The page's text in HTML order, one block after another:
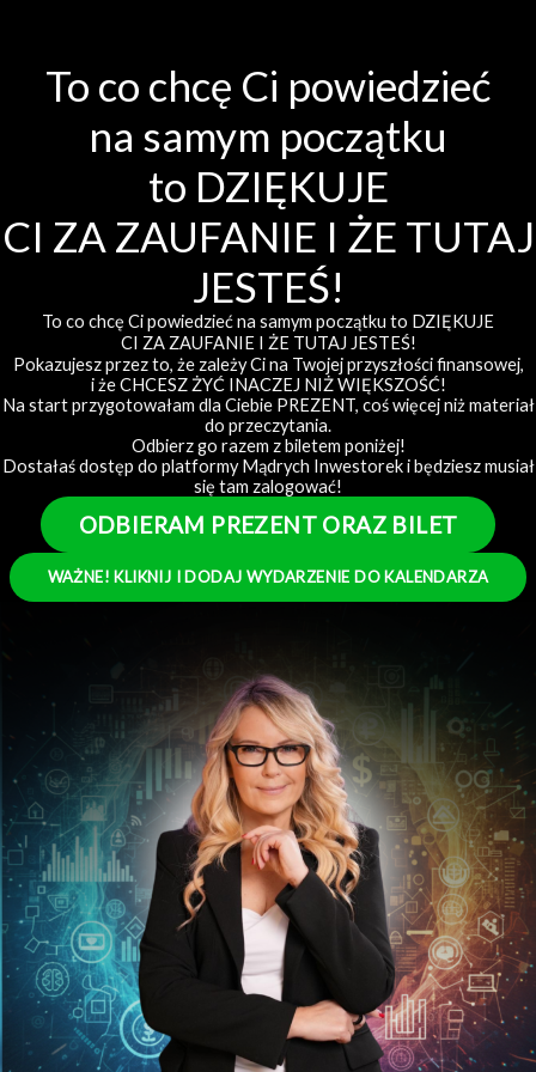
To co chcę Ci powiedzieć
na samym początku
to DZIĘKUJE
CI ZA ZAUFANIE I ŻE TUTAJ
JESTEŚ!
To co chcę Ci powiedzieć na samym początku to DZIĘKUJE
CI ZA ZAUFANIE I ŻE TUTAJ JESTEŚ!
Pokazujesz przez to, że zależy Ci na Twojej przyszłości finansowej,
i że CHCESZ ŻYĆ INACZEJ NIŻ WIĘKSZOŚĆ!
Na start przygotowałam dla Ciebie PREZENT, coś więcej niż materiał
do przeczytania.
Odbierz go razem z biletem poniżej!
Dostałaś dostęp do platformy Mądrych Inwestorek i będziesz musiał
się tam zalogować!
ODBIERAM PREZENT ORAZ BILET
WAŻNE! KLIKNIJ I DODAJ WYDARZENIE DO KALENDARZA